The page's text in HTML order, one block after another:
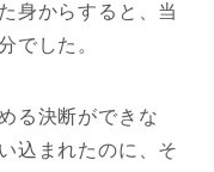
身からすると、当
でした。
る決断ができな
込まれたのに、そ